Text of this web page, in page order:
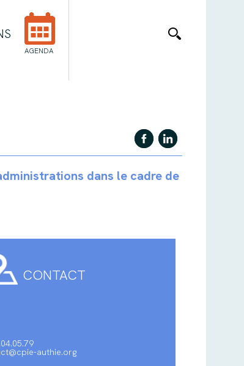
AGENDA
dans le cadre de
CONTACT
authie.org